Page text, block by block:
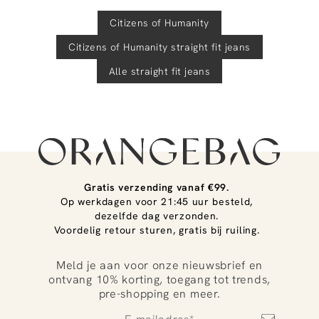
Citizens of Humanity
Citizens of Humanity straight fit jeans
Alle straight fit jeans
Gratis verzending vanaf €99.
Op werkdagen voor 21:45 uur besteld,
dezelfde dag verzonden.
Voordelig retour sturen, gratis bij ruiling.
Meld je aan voor onze nieuwsbrief en
ontvang 10% korting, toegang tot trends,
pre-shopping en meer.